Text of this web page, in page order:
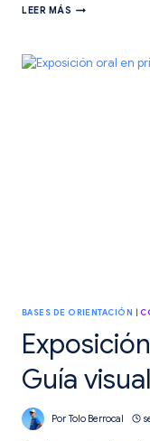
LEER MÁS ASPECTOS
BUENAS
BASES DE ORIENTACIÓN |
Guía
Por Tolo Berrocal